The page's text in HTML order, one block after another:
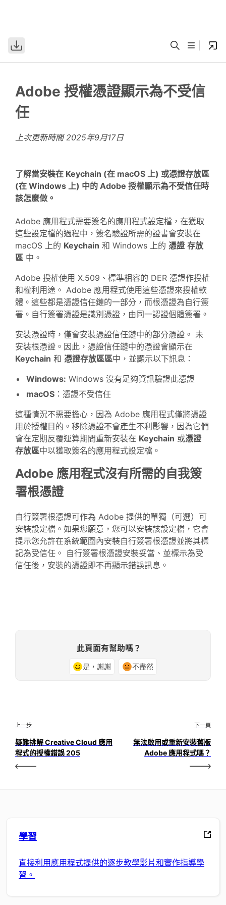
Adobe 授權憑證顯示為不受信
任
上次更新時間2025年9月17日
了解當安裝在 Keychain (在 macOS 上) 或憑證存放區
(在 Windows 上) 中的 Adobe 授權顯示為不受信任時
該怎麼做。
Adobe 應用程式需要簽名的應用程式設定檔，在獲取
這些設定檔的過程中，簽名驗證所需的證書會安裝在
macOS 上的 Keychain 和 Windows 上的 憑證 存放
區 中。
Adobe 授權使用 X.509、標準相容的 DER 憑證作授權
和權利用途。 Adobe 應用程式使用這些憑證來授權軟
體。這些都是憑證信任鏈的一部分，而根憑證為自行簽
署。自行簽署憑證是識別憑證，由同一認證個體簽署。
安裝憑證時，僅會安裝憑證信任鏈中的部分憑證。 未
安裝根憑證。因此，憑證信任鏈中的憑證會顯示在
Keychain 和 憑證存放區區中，並顯示以下訊息：
Windows: Windows 沒有足夠資訊驗證此憑證
macOS ：憑證不受信任
這種情況不需要擔心，因為 Adobe 應用程式僅將憑證
用於授權目的。移除憑證不會產生不利影響，因為它們
會在定期反覆運算期間重新安裝在 Keychain 或憑證
存放區中以獲取簽名的應用程式設定檔。
Adobe 應用程式沒有所需的自我簽
署根憑證
自行簽署根憑證可作為 Adobe 提供的單獨（可選）可
安裝設定檔。如果您願意，您可以安裝該設定檔，它會
提示您允許在系統範圍內安裝自行簽署根憑證並將其標
記為受信任。 自行簽署根憑證安裝妥當、並標示為受
信任後，安裝的憑證即不再顯示錯誤訊息。
此頁面有幫助嗎？
是，謝謝 不盡然
上一步
疑難排解 Creative Cloud 應用
程式的授權錯誤 205
下一頁
無法啟用或重新安裝舊版
Adobe 應用程式嗎？
學習
直接利用應用程式提供的逐步教學影片和實作指導學
習。